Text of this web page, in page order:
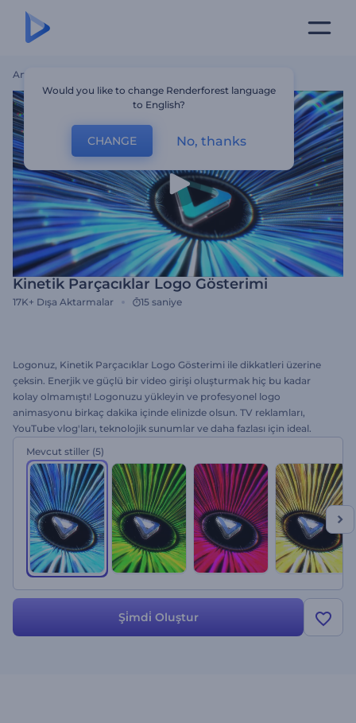
Ana Sayfa
Kinetik Parçacıklar Logo Gösterimi
17K+ Dışa Aktarmalar 15 saniye
Logonuz, Kinetik Parçacıklar Logo Gösterimi ile dikkatleri üzerine
çeksin. Enerjik ve güçlü bir video girişi oluşturmak hiç bu kadar
kolay olmamıştı! Logonuzu yükleyin ve profesyonel logo
animasyonu birkaç dakika içinde elinizde olsun. TV reklamları,
YouTube vlog'ları, teknolojik sunumlar ve daha fazlası için ideal.
başlayın!
Mevcut stiller (5)
Şi̇mdi̇ Oluştur
Would you like to change Renderforest language
to English?
CHANGE No, thanks